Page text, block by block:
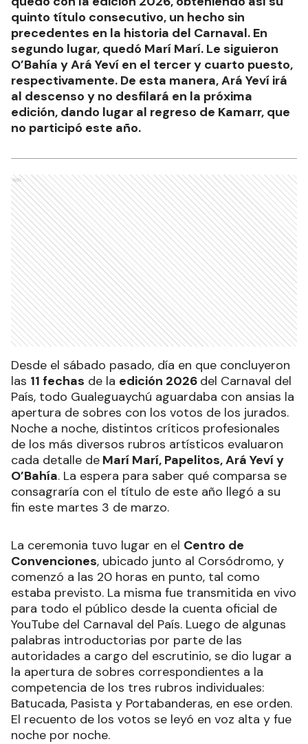
quinto título consecutivo, un hecho sin
precedentes en la historia del Carnaval. En
segundo lugar, quedó Marí Marí. Le siguieron
O’Bahía y Ará Yeví en el tercer y cuarto puesto,
respectivamente. De esta manera, Ará Yeví irá
al descenso y no desfilará en la próxima
edición, dando lugar al regreso de Kamarr, que
no participó este año.
Ads
Desde el sábado pasado, día en que concluyeron
las 11 fechas de la edición 2026 del Carnaval del
País, todo Gualeguaychú aguardaba con ansias la
apertura de sobres con los votos de los jurados.
Noche a noche, distintos críticos profesionales
de los más diversos rubros artísticos evaluaron
cada detalle de Marí Marí, Papelitos, Ará Yeví y
O’Bahía. La espera para saber qué comparsa se
consagraría con el título de este año llegó a su
fin este martes 3 de marzo.
La ceremonia tuvo lugar en el Centro de
Convenciones, ubicado junto al Corsódromo, y
comenzó a las 20 horas en punto, tal como
estaba previsto. La misma fue transmitida en vivo
para todo el público desde la cuenta oficial de
YouTube del Carnaval del País. Luego de algunas
palabras introductorias por parte de las
autoridades a cargo del escrutinio, se dio lugar a
la apertura de sobres correspondientes a la
competencia de los tres rubros individuales:
Batucada, Pasista y Portabanderas, en ese orden.
El recuento de los votos se leyó en voz alta y fue
noche por noche.